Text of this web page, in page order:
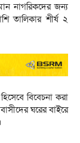
নাগরিকদের জন্য
তালিকার শীর্ষ ২
বিবেচনা করা
ঘরের বাইরে